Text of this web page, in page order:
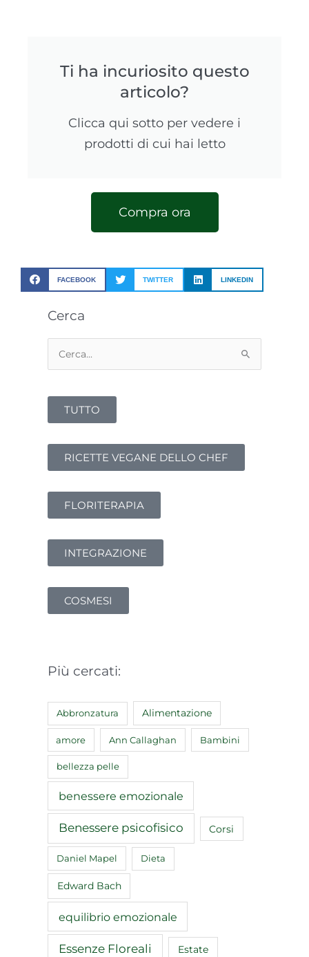
Ti ha incuriosito questo
articolo?
Clicca qui sotto per vedere i
prodotti di cui hai letto
Compra ora
FACEBOOK TWITTER LINKEDIN
Cerca
Cerca:
TUTTO
RICETTE VEGANE DELLO CHEF
FLORITERAPIA
INTEGRAZIONE
COSMESI
Più cercati:
Abbronzatura Alimentazione
amore Ann Callaghan Bambini
bellezza pelle
benessere emozionale
Benessere psicofisico Corsi
Daniel Mapel Dieta
Edward Bach
equilibrio emozionale
Essenze Floreali Estate